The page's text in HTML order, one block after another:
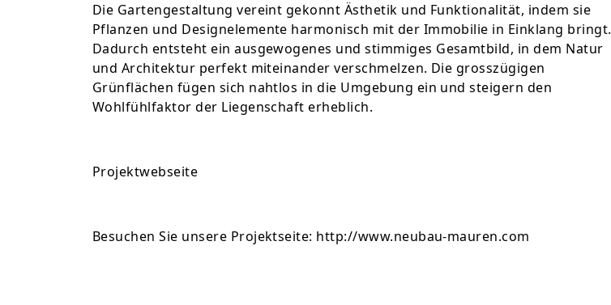
Die Gartengestaltung vereint gekonnt Ästhetik und Funktionalität, indem sie
Pflanzen und Designelemente harmonisch mit der Immobilie in Einklang bringt.
Dadurch entsteht ein ausgewogenes und stimmiges Gesamtbild, in dem Natur
und Architektur perfekt miteinander verschmelzen. Die grosszügigen
Grünflächen fügen sich nahtlos in die Umgebung ein und steigern den
Wohlfühlfaktor der Liegenschaft erheblich.
Projektwebseite
Besuchen Sie unsere Projektseite: http://www.neubau-mauren.com